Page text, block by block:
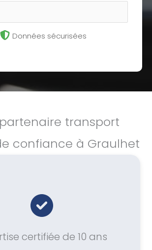
Données sécurisées
transport
confiance à Graulhet
certifiée de 10 ans